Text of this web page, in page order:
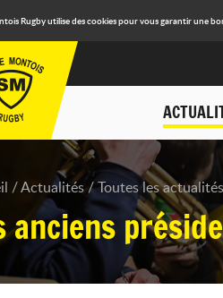
Rugby utilise des cookies pour vous garantir une
Actualités Toutes les actualités
anciens